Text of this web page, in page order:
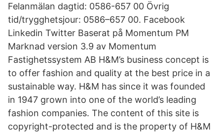
Felanmälan dagtid: 0586-657 00 Övrig
tid/trygghetsjour: 0586–657 00. Facebook
Linkedin Twitter Baserat på Momentum PM
Marknad version 3.9 av Momentum
Fastighetssystem AB H&M’s business concept is
to offer fashion and quality at the best price in a
sustainable way. H&M has since it was founded
in 1947 grown into one of the world’s leading
fashion companies. The content of this site is
copyright-protected and is the property of H&M